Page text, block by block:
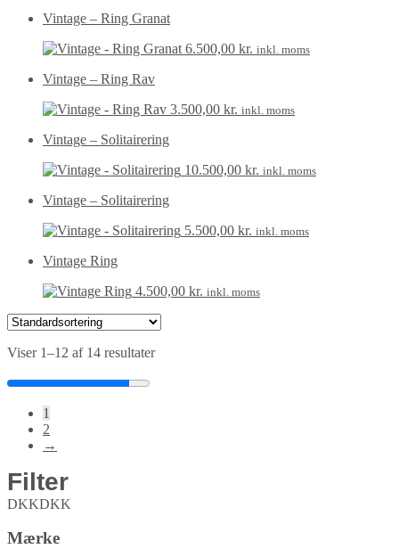
Vintage – Ring Granat
6.500,00 kr. inkl. moms
Vintage – Ring Rav
3.500,00 kr. inkl. moms
Vintage – Solitairering
10.500,00 kr. inkl. moms
Vintage – Solitairering
5.500,00 kr. inkl. moms
Vintage Ring
4.500,00 kr. inkl. moms
Viser 1–12 af 14 resultater
1
2
→
Filter
DKKDKK
Mærke